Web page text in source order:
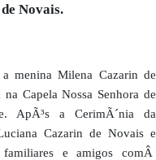
Novais.
menina Milena Cazarin de
Capela Nossa Senhora de
ApÃ³s a CerimÃ´nia da
Cazarin de Novais e
e amigos comÂ